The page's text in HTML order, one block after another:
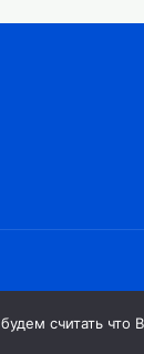
считать что